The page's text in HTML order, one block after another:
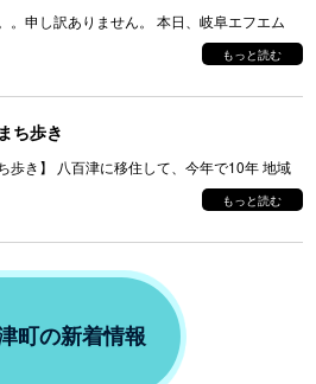
。申し訳ありません。 本日、岐阜エフエム
もっと読む
ち歩き
歩き】 八百津に移住して、今年で10年 地域
もっと読む
町の新着情報